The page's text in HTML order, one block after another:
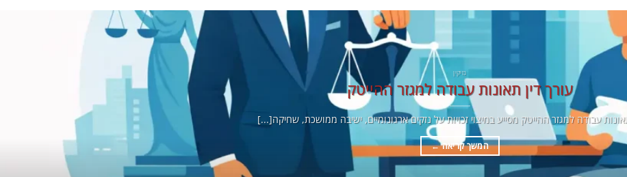
נזיקין
עורך דין תאונות עבודה למגזר ההייטק
עבודה למגזר ההייטק מסייע במיצוי זכויות על נזקים ארגונומיים, ישיבה ממושכת, שחיקה[...]
המשך קריאה←